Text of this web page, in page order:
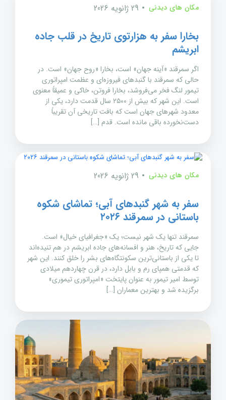
مکان های دیدنی 29 ژانویه 2026
بخارا سفر به هزارتوی تاریخ در قلب جاده
ابریشم
اگر سمرقند «آینه جهان» است، بخارا «روح جهان» است. در
حالی که سمرقند با گنبدهای فیروزه‌ای و عظمت امپراتوری
تیمور لنگ فخر می‌فروشد، بخارا فروتن، خاکی و عمیقاً معنوی
است. این شهر که بیش از ۲۵۰۰ سال قدمت دارد، یکی از
معدود شهرهای جهان است که بافت تاریخی آن تقریباً
دست‌نخورده باقی مانده است. قدم […]
مکان های دیدنی 29 ژانویه 2026
سفر به شهر گنبدهای آبی؛ تماشای شکوه
باستانی در سمرقند ۲۰۲۶
سمرقند تنها یک شهر نیست؛ یک «جغرافیای خیال» است.
جایی که تاریخ، هنر و افسانه‌های جاده ابریشم در هم تنیده‌اند
تا یکی از باستانی‌ترین سکونتگاه‌های بشر را خلق کنند. این شهر
که قدمتی همپای رم و بابل دارد، در قرن چهاردهم میلادی
توسط امیر تیمور به عنوان پایتخت «امپراتوری تیموری»
برگزیده شد و بهترین معماران […]